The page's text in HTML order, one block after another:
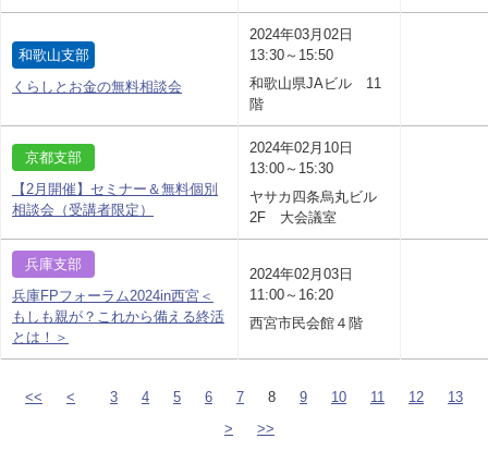
和歌山支部
くらしとお金の無料相談会
2024年03月02日
13:30～15:50
和歌山県JAビル 11
階
京都支部
【2月開催】セミナー＆無料個別
相談会（受講者限定）
2024年02月10日
13:00～15:30
ヤサカ四条烏丸ビル
2F 大会議室
兵庫支部
兵庫FPフォーラム2024in西宮＜
もしも親が？これから備える終活
とは！＞
2024年02月03日
11:00～16:20
西宮市民会館４階
<< < 3 4 5 6 7 8 9 10 11 12
13
>
>>